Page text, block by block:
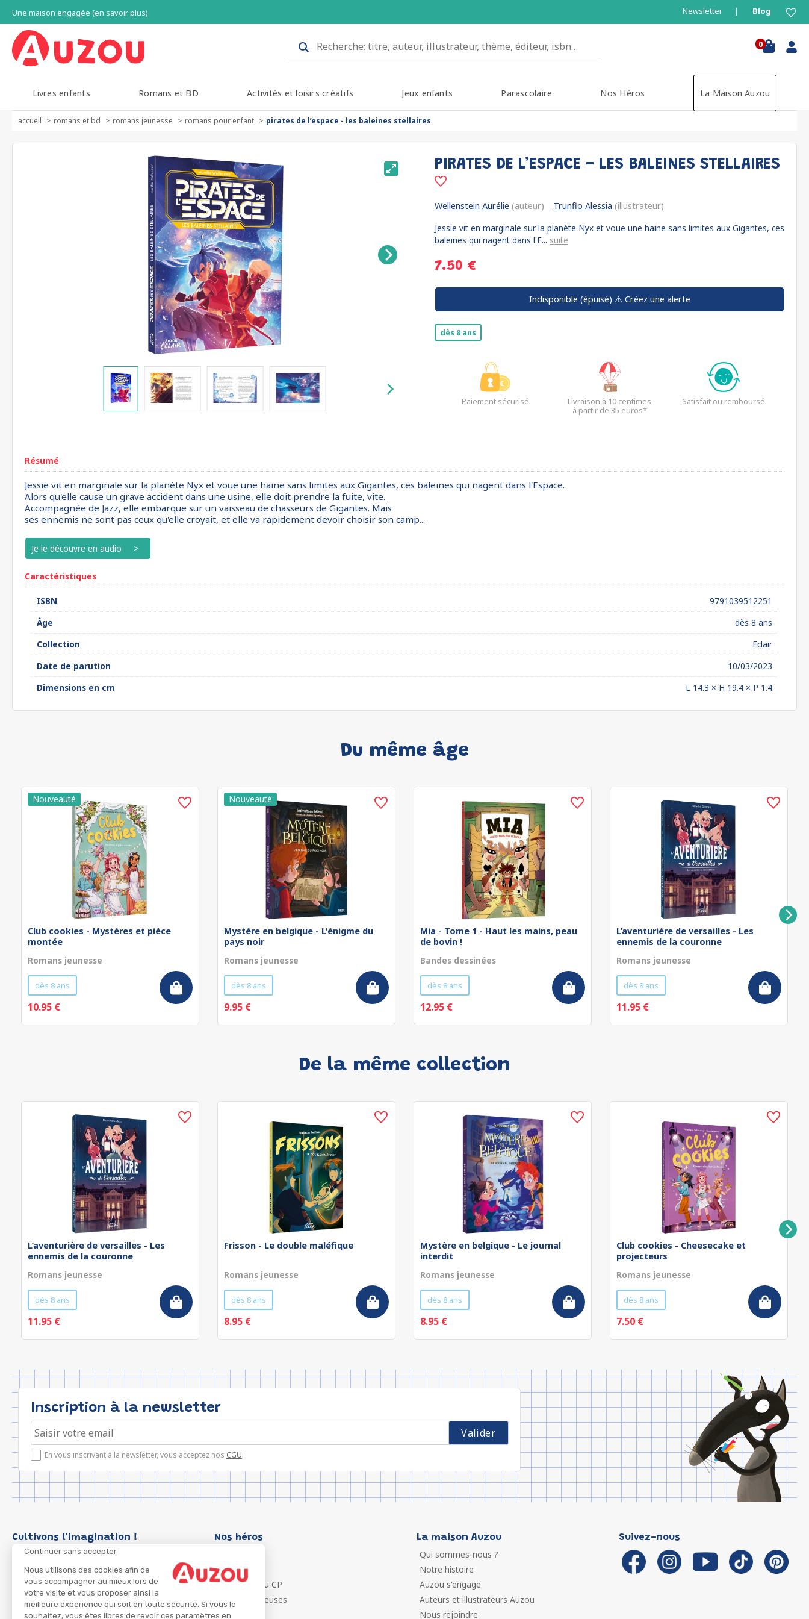
Continuer sans accepter
Nous utilisons des cookies afin de
vous accompagner au mieux lors de
votre visite et vous proposer ainsi la
meilleure expérience qui soit en toute sécurité. Si vous le
souhaitez, vous êtes libres de revoir ces paramètres en
Une maison engagée (en savoir plus) Newsletter Blog
0
Livres enfants Romans et BD Activités et loisirs créatifs Jeux enfants Parascolaire Nos Héros La Maison Auzou
accueil romans et bd romans jeunesse romans pour enfant pirates de l’espace - les baleines stellaires
PIRATES DE L’ESPACE - LES BALEINES STELLAIRES
Wellenstein Aurélie (auteur) Trunfio Alessia (illustrateur)
Jessie vit en marginale sur la planète Nyx et voue une haine sans limites aux Gigantes, ces
baleines qui nagent dans l'E... suite
7.50 €
Indisponible (épuisé) ⚠️ Créez une alerte
dès 8 ans
Paiement sécurisé
Livraison à 10 centimes
à partir de 35 euros*
Satisfait ou remboursé
Résumé
Jessie vit en marginale sur la planète Nyx et voue une haine sans limites aux Gigantes, ces baleines qui nagent dans l'Espace.
Alors qu'elle cause un grave accident dans une usine, elle doit prendre la fuite, vite.
Accompagnée de Jazz, elle embarque sur un vaisseau de chasseurs de Gigantes. Mais
ses ennemis ne sont pas ceux qu'elle croyait, et elle va rapidement devoir choisir son camp...
Je le découvre en audio
Caractéristiques
ISBN
9791039512251
Âge
dès 8 ans
Collection
Eclair
Date de parution
10/03/2023
Dimensions en cm
L 14.3 × H 19.4 × P 1.4
Du même âge
Club cookies - Mystères et pièce
montée
Romans jeunesse
dès 8 ans
10.95 €
Mystère en belgique - L'énigme du
pays noir
Romans jeunesse
dès 8 ans
9.95 €
Mia - Tome 1 - Haut les mains, peau
de bovin !
Bandes dessinées
dès 8 ans
12.95 €
L’aventurière de versailles - Les
ennemis de la couronne
Romans jeunesse
dès 8 ans
11.95 €
De la même collection
L’aventurière de versailles - Les
ennemis de la couronne
Romans jeunesse
dès 8 ans
11.95 €
Frisson - Le double maléfique
Romans jeunesse
dès 8 ans
8.95 €
Mystère en belgique - Le journal
interdit
Romans jeunesse
dès 8 ans
8.95 €
Club cookies - Cheesecake et
projecteurs
Romans jeunesse
dès 8 ans
7.50 €
Inscription à la newsletter
En vous inscrivant à la newsletter, vous acceptez nos CGU.
Cultivons l'imagination ! Nos héros
P'tit Loup
Les Héros du CP
Les Influenceuses
Migali
La maison Auzou
Qui sommes-nous ?
Notre histoire
Auzou s'engage
Auteurs et illustrateurs Auzou
Nous rejoindre
Suivez-nous